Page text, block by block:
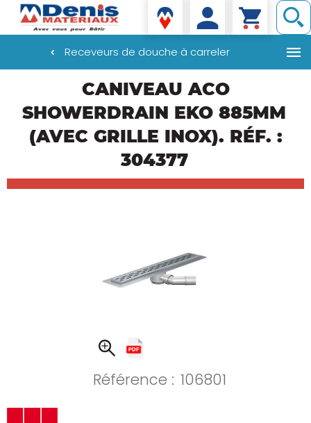
principal
Denis matériaux
Receveurs de douche à carreler
CANIVEAU ACO
SHOWERDRAIN EKO 885MM
(AVEC GRILLE INOX). RÉF. :
304377
Référence : 106801